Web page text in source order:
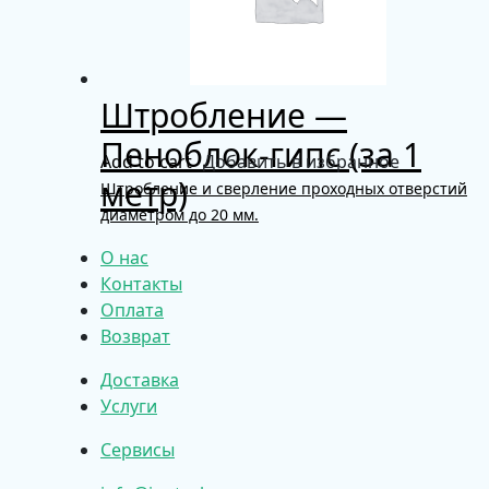
Штробление —
Пеноблок-гипс (за 1
метр)
Add to cart Добавить в избранное
Штробление и сверление проходных отверстий
диаметром до 20 мм.
О нас
Контакты
Оплата
Возврат
Доставка
Услуги
Сервисы